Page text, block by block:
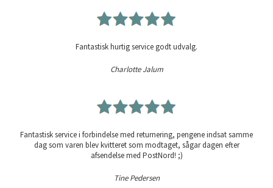
Fantastisk hurtig service godt udvalg.
Charlotte Jalum
Fantastisk service i forbindelse med returnering, pengene indsat samme
dag som varen blev kvitteret som modtaget, sågar dagen efter
afsendelse med PostNord! ;)
Tine Pedersen